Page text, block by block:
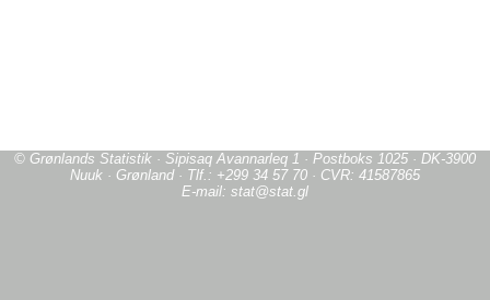
© Grønlands Statistik · Sipisaq Avannarleq 1 · Postboks 1025 · DK-3900
Nuuk · Grønland · Tlf.: +299 34 57 70 · CVR: 41587865
E-mail: stat@stat.gl